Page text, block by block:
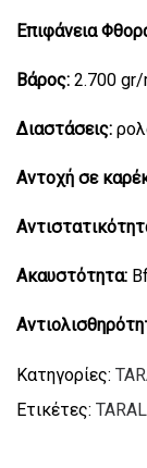
Επιφάνεια
Βάρος: 2.700 gr/
Διαστάσεις:
Αντοχή σε
Ακαυστότητα:
Κατηγορίες:
Ετικέτες: